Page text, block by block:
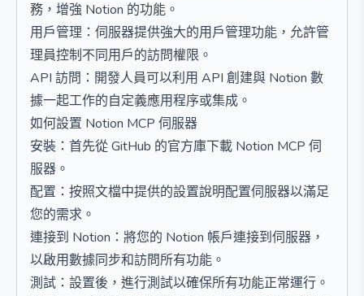
務，增強 Notion 的功能。
用戶管理：伺服器提供強大的用戶管理功能，允許管
理員控制不同用戶的訪問權限。
API 訪問：開發人員可以利用 API 創建與 Notion 數
據一起工作的自定義應用程序或集成。
如何設置 Notion MCP 伺服器
安裝：首先從 GitHub 的官方庫下載 Notion MCP 伺
服器。
配置：按照文檔中提供的設置說明配置伺服器以滿足
您的需求。
連接到 Notion：將您的 Notion 帳戶連接到伺服器，
以啟用數據同步和訪問所有功能。
測試：設置後，進行測試以確保所有功能正常運行。